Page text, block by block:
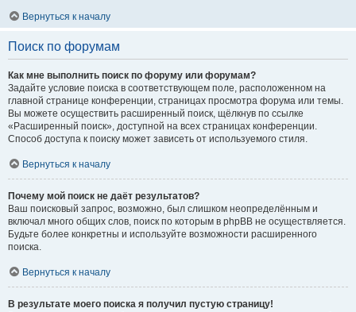
Вернуться к началу
Поиск по форумам
Как мне выполнить поиск по форуму или форумам?
Задайте условие поиска в соответствующем поле, расположенном на
главной странице конференции, страницах просмотра форума или темы.
Вы можете осуществить расширенный поиск, щёлкнув по ссылке
«Расширенный поиск», доступной на всех страницах конференции.
Способ доступа к поиску может зависеть от используемого стиля.
Вернуться к началу
Почему мой поиск не даёт результатов?
Ваш поисковый запрос, возможно, был слишком неопределённым и
включал много общих слов, поиск по которым в phpBB не осуществляется.
Будьте более конкретны и используйте возможности расширенного
поиска.
Вернуться к началу
В результате моего поиска я получил пустую страницу!